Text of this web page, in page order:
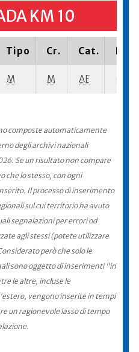
KM 10
Tipo Cr. Cat.
M M AF 6 su-
composte automaticamente
degli archivi nazionali
Se un risultato non compare
che lo stesso, con ogni
Il processo di inserimento
sul cui territorio ha avuto
segnalazioni per errori od
agli stessi (potete utilizzare
però che solo le
sono oggetto di inserimenti "in
le altre, incluse le
vengono inserite in tempi
un ragionevole lasso di tempo